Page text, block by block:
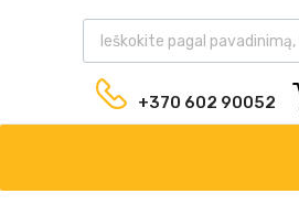
+370 602 90052